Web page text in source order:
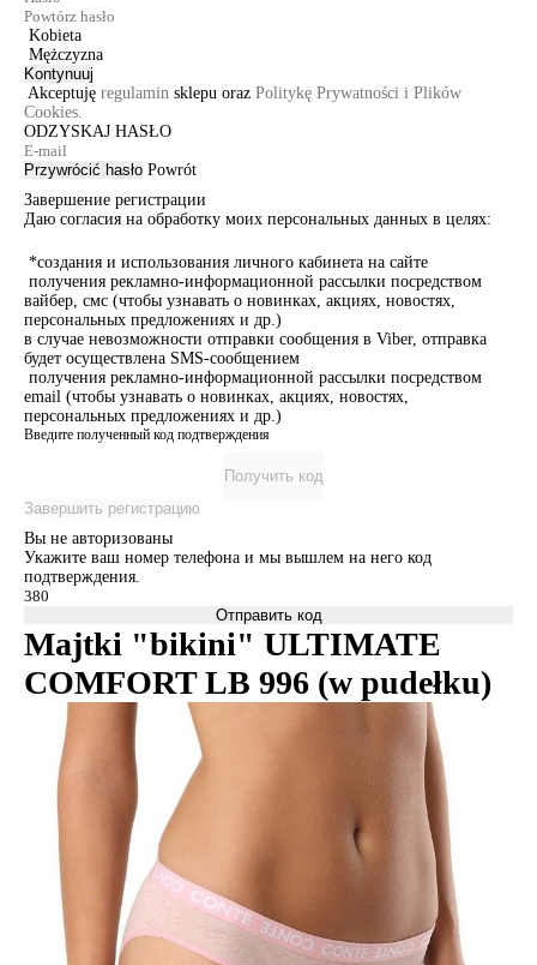
Kobieta
Mężczyzna
Kontynuuj
Akceptuję regulamin sklepu oraz Politykę Prywatności i Plików
Cookies.
ODZYSKAJ HASŁO
Przywrócić hasło Powrót
Завершение регистрации
Даю согласия на обработку моих персональных данных в целях:
*создания и использования личного кабинета на сайте
получения рекламно-информационной рассылки посредством
вайбер, смс (чтобы узнавать о новинках, акциях, новостях,
персональных предложениях и др.)
в случае невозможности отправки сообщения в Viber, отправка
будет осуществлена SMS-сообщением
получения рекламно-информационной рассылки посредством
email (чтобы узнавать о новинках, акциях, новостях,
персональных предложениях и др.)
Введите полученный код подтверждения
Получить код
Завершить регистрацию
Вы не авторизованы
Укажите ваш номер телефона и мы вышлем на него код
подтверждения.
Отправить код
Majtki "bikini" ULTIMATE
COMFORT LB 996 (w pudełku)